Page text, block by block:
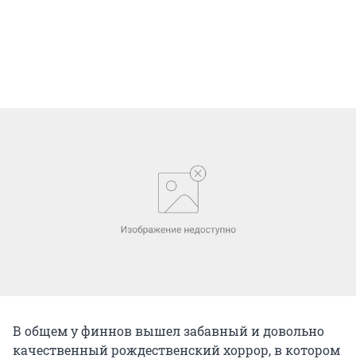
В общем у финнов вышел забавный и довольно
качественный рождественский хоррор, в котором